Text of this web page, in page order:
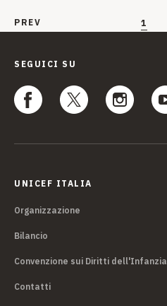
PREV 1
SEGUICI SU
UNICEF ITALIA
Organizzazione
Bilancio
Convenzione sui Diritti dell'Infanzia
Contatti